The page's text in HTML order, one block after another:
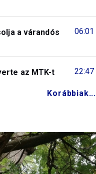
06:01
a várandós
22:47
az MTK-t
Korábbiak...